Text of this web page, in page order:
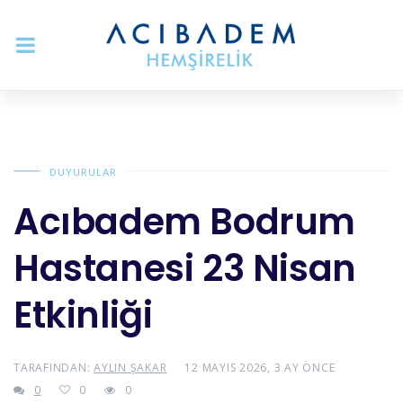
DUYURULAR
Acıbadem Bodrum
Hastanesi 23 Nisan
Etkinliği
TARAFINDAN: AYLIN ŞAKAR
12 MAYIS 2026, 3 AY ÖNCE
0
0 0